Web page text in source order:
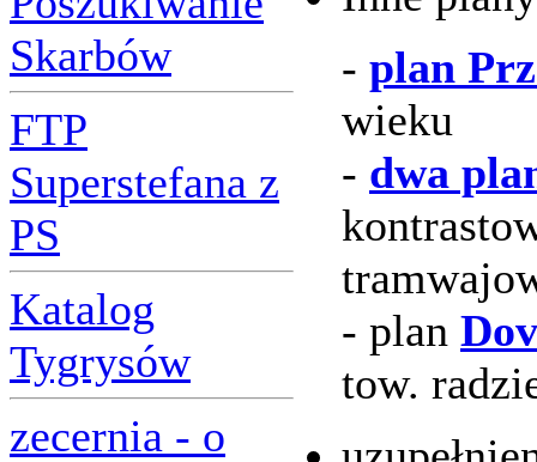
Skarbów
FTP
Superstefana z
PS
Katalog
Tygrysów
zecernia - o
- plan
wieku
- dwa
- plan
tow.